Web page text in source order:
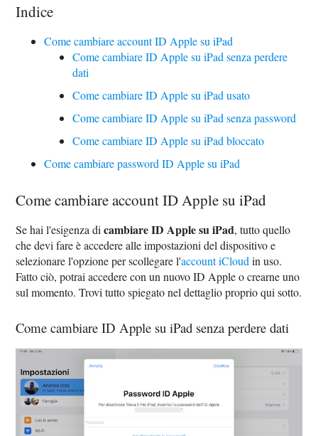
Indice
Come cambiare account ID Apple su iPad
Come cambiare ID Apple su iPad senza perdere
dati
Come cambiare ID Apple su iPad usato
Come cambiare ID Apple su iPad senza password
Come cambiare ID Apple su iPad bloccato
Come cambiare password ID Apple su iPad
Come cambiare account ID Apple su iPad
Se hai l'esigenza dicambiare ID Apple su iPad, tutto quello
che devi fare è accedere alle impostazioni del dispositivo e
selezionare l'opzione per scollegare l'account iCloud in uso.
Fatto ciò, potrai accedere con un nuovo ID Apple o crearne uno
sul momento. Trovi tutto spiegato nel dettaglio proprio qui sotto.
Come cambiare ID Apple su iPad senza perdere dati